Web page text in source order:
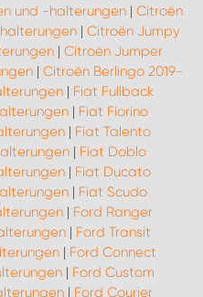
und -halterungen | Citroën
| Citroën Jumpy
| Citroën Jumper
| Citroën Berlingo 2019-
| Fiat Fullback
| Fiat Fiorino
| Fiat Talento
| Fiat Doblo
| Fiat Ducato
| Fiat Scudo
| Ford Ranger
| Ford Transit
| Ford Connect
| Ford Custom
| Ford Courier